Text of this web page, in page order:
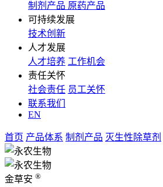
制剂产品 原药产品
可持续发展
技术创新
人才发展
人才培养 工作机会
责任关怀
社会责任 员工关怀
联系我们
EN
首页 产品体系 制剂产品 灭生性除草剂
金草安 ®